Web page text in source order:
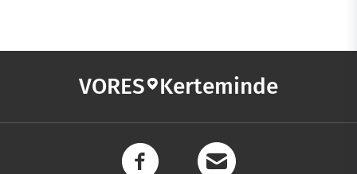
VORES Kerteminde